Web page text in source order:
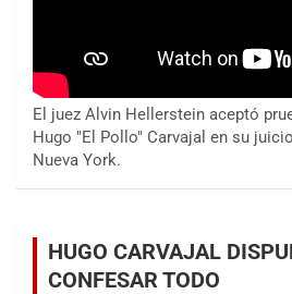
El juez Alvin Hellerstein aceptó
Hugo "El Pollo" Carvajal en su
Nueva York.
HUGO CARVAJAL
CONFESAR TODO